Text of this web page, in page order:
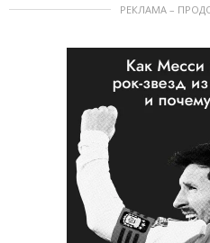
РЕКЛАМА –